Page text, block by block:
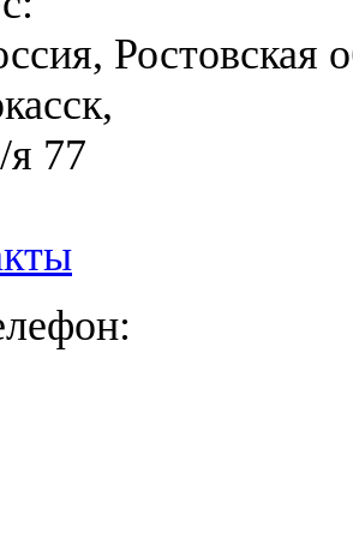
Ростовская
77